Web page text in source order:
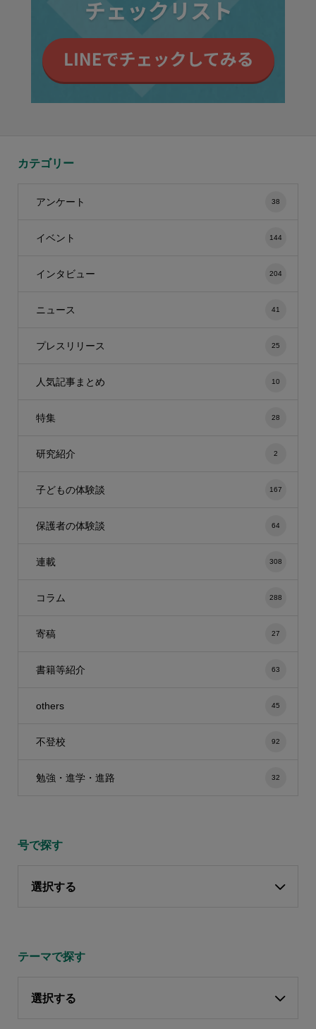
カテゴリー
アンケート 38
イベント 144
インタビュー 204
ニュース 41
プレスリリース 25
人気記事まとめ 10
特集 28
研究紹介 2
子どもの体験談 167
保護者の体験談 64
連載 308
コラム 288
寄稿 27
書籍等紹介 63
others 45
不登校 92
勉強・進学・進路 32
号で探す
選択する
テーマで探す
選択する